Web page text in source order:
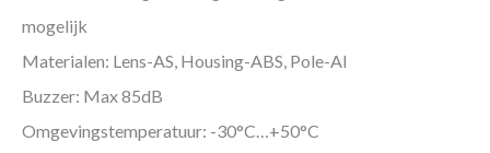
mogelijk
Materialen: Lens-AS, Housing-ABS, Pole-Al
Buzzer: Max 85dB
Omgevingstemperatuur: -30°C…+50°C